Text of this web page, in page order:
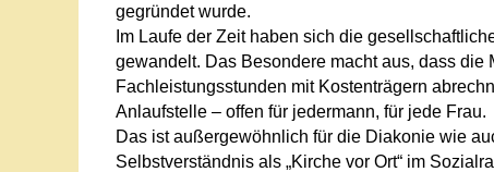
gegründet wurde.
Im Laufe der Zeit haben sich die
gewandelt. Das Besondere macht aus, dass die
Fachleistungsstunden mit Kostenträgern
Anlaufstelle – offen für jedermann, für jede Frau.
Das ist außergewöhnlich für die Diakonie wie
Selbstverständnis als „Kirche vor Ort“ im